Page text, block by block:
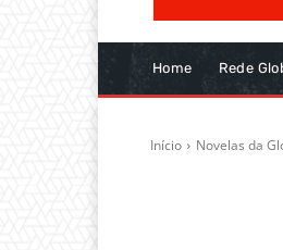
Home Rede
Início Novelas da